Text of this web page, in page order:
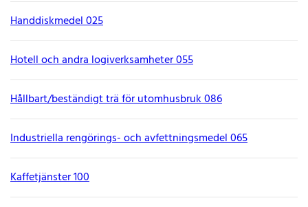
Handdiskmedel 025
Hotell och andra logiverksamheter 055
Hållbart/beständigt trä för utomhusbruk 086
Industriella rengörings- och avfettningsmedel 065
Kaffetjänster 100